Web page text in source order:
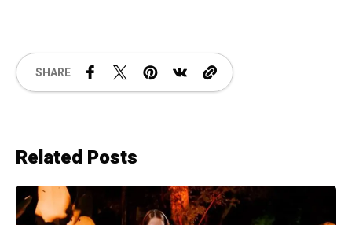
SHARE
Related Posts